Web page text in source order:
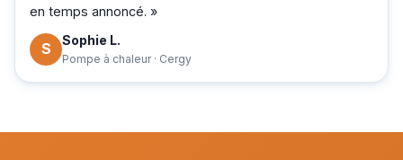
en temps annoncé. »
S Sophie L.
Pompe à chaleur · Cergy